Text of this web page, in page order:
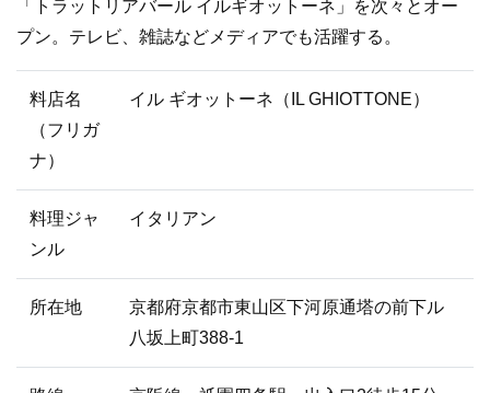
「トラットリアバール イルギオットーネ」を次々とオー
プン。テレビ、雑誌などメディアでも活躍する。
料店名
（フリガ
ナ）
イル ギオットーネ（IL GHIOTTONE）
料理ジャ
ンル
イタリアン
所在地
京都府京都市東山区下河原通塔の前下ル
八坂上町388-1